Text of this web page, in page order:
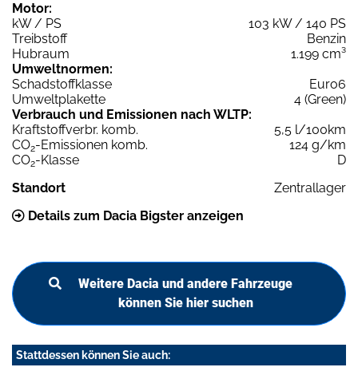
Motor:
kW / PS
103 kW / 140 PS
Treibstoff
Benzin
Hubraum
1.199 cm³
Umweltnormen:
Schadstoffklasse
Euro6
Umweltplakette
4 (Green)
Verbrauch und Emissionen nach WLTP:
Kraftstoffverbr. komb.
5,5 l/100km
CO2-Emissionen komb.
124 g/km
CO2-Klasse
D
Standort
Zentrallager
Details zum Dacia Bigster anzeigen
Weitere Dacia und andere Fahrzeuge
können Sie hier suchen
Stattdessen können Sie auch: